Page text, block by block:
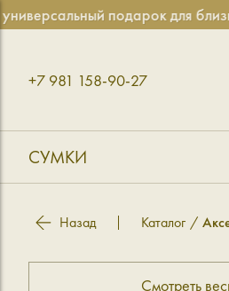
подарок для
+7 981 158-90-27
СУМКИ
Назад Каталог
Смотреть